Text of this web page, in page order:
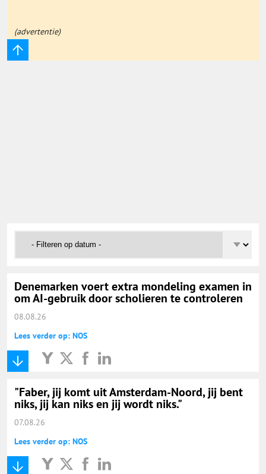
Vacaturewijzer Basisonderwijs
(advertentie)
Denemarken voert extra mondeling examen in
om AI-gebruik door scholieren te controleren
08.08.26
Lees verder op: NOS
"Faber, jij komt uit Amsterdam-Noord, jij bent
niks, jij kan niks en jij wordt niks."
07.08.26
Lees verder op: NOS